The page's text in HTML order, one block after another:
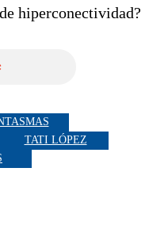
hiperconectividad?
TATI LÓPEZ